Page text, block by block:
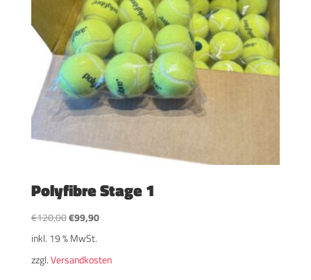
Polyfibre Stage 1
€120,00Ursprünglicher
Preis
€120,00
€99,90Aktueller
€99,90.
inkl. 19 % MwSt.
zzgl.Versandkosten